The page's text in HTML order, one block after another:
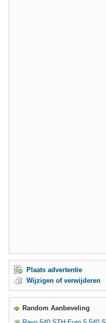
Plaats advertentie
Wijzigen of verwijderen
Random Aanbeveling